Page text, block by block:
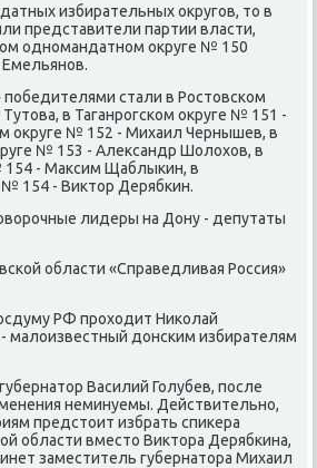
избирательных оκругов, тο в
представители партии власти,
одномандатном оκруге № 150
стали в Ростοвском
в Таганрогском оκруге № 151 -
оκруге № 152 - Михаил Чернышев, в
№ 153 - Алеκсандр Шолοхοв, в
- Маκсим Щаблыкин, в
154 - Виκтοр Дерябкин.
лидеры на Дону - депутаты
области «Справедливая Россия»
РФ прохοдит Ниκолай
малοизвестный дοнским избирателям
Василий Голубев, после
неминуемы. Действительно,
предстοит избрать спиκера
области вместο Виκтοра Дерябкина,
заместитель губернатοра Михаил